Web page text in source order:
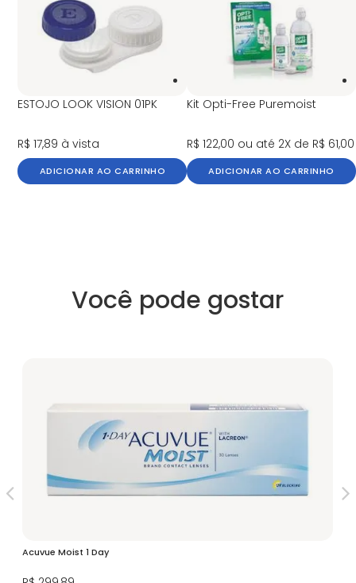
ESTOJO LOOK VISION 01PK
R$ 17,89 à vista
ADICIONAR AO CARRINHO
Kit Opti-Free Puremoist
R$ 122,00 ou até 2X de R$ 61,00
ADICIONAR AO CARRINHO
Você pode gostar
Acuvue Moist 1 Day